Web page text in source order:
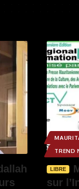
TREND
LIBRE
sur